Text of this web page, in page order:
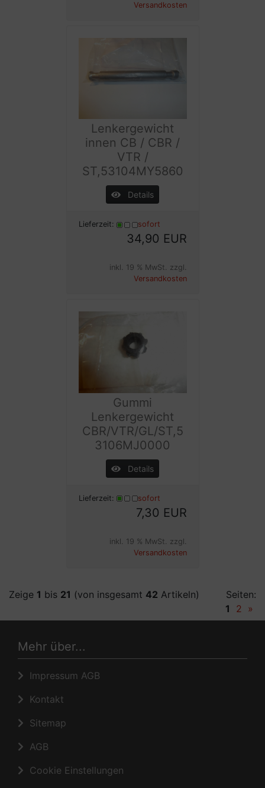
Versandkosten
Lenkergewicht
innen CB / CBR /
VTR /
ST,53104MY5860
Details
Lieferzeit: sofort
34,90 EUR
inkl. 19 % MwSt. zzgl.
Versandkosten
Gummi
Lenkergewicht
CBR/VTR/GL/ST,5
3106MJ0000
Details
Lieferzeit: sofort
7,30 EUR
inkl. 19 % MwSt. zzgl.
Versandkosten
Zeige 1 bis 21 (von insgesamt 42 Artikeln)
Seiten:
1
2 »
Mehr über...
Impressum AGB
Kontakt
Sitemap
AGB
Cookie Einstellungen